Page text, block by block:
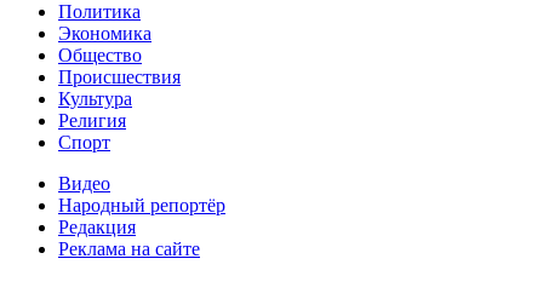
Политика
Экономика
Общество
Происшествия
Культура
Религия
Спорт
Видео
Народный репортёр
Редакция
Реклама на сайте